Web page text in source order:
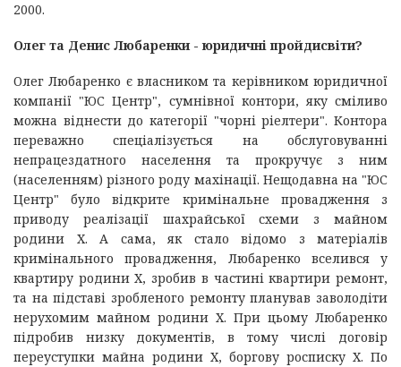
2000.
Олег та Денис Любаренки - юридичні пройдисвіти?
Олег Любаренко є власником та керівником юридичної
компанії "ЮС Центр", сумнівної контори, яку сміливо
можна віднести до категорії "чорні ріелтери". Контора
переважно спеціалізується на обслуговуванні
непрацездатного населення та прокручує з ним
(населенням) різного роду махінації. Нещодавна на "ЮС
Центр" було відкрите кримінальне провадження з
приводу реалізації шахрайської схеми з майном
родини Х. А сама, як стало відомо з матеріалів
кримінального провадження, Любаренко вселився у
квартиру родини Х, зробив в частині квартири ремонт,
та на підставі зробленого ремонту планував заволодіти
нерухомим майном родини Х. При цьому Любаренко
підробив низку документів, в тому числі договір
переуступки майна родини Х, боргову росписку Х. По